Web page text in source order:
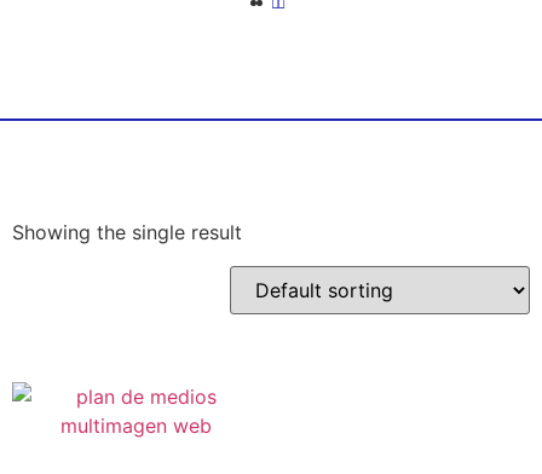
Showing the single result